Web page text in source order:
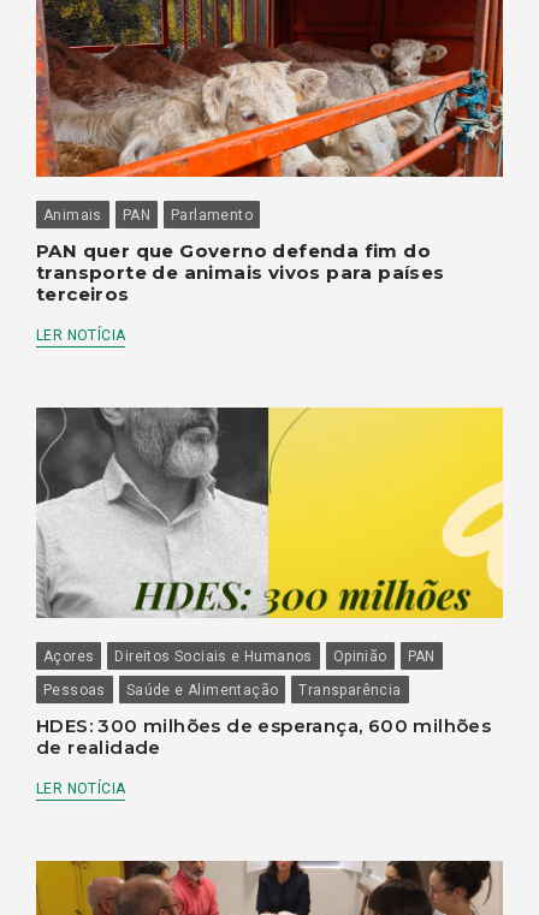
Animais PAN Parlamento
PAN quer que Governo defenda fim do
transporte de animais vivos para países
terceiros
LER NOTÍCIA
Açores Direitos Sociais e Humanos Opinião
PAN
Pessoas
Saúde e Alimentação Transparência
HDES: 300 milhões de esperança, 600 milhões
de realidade
LER NOTÍCIA